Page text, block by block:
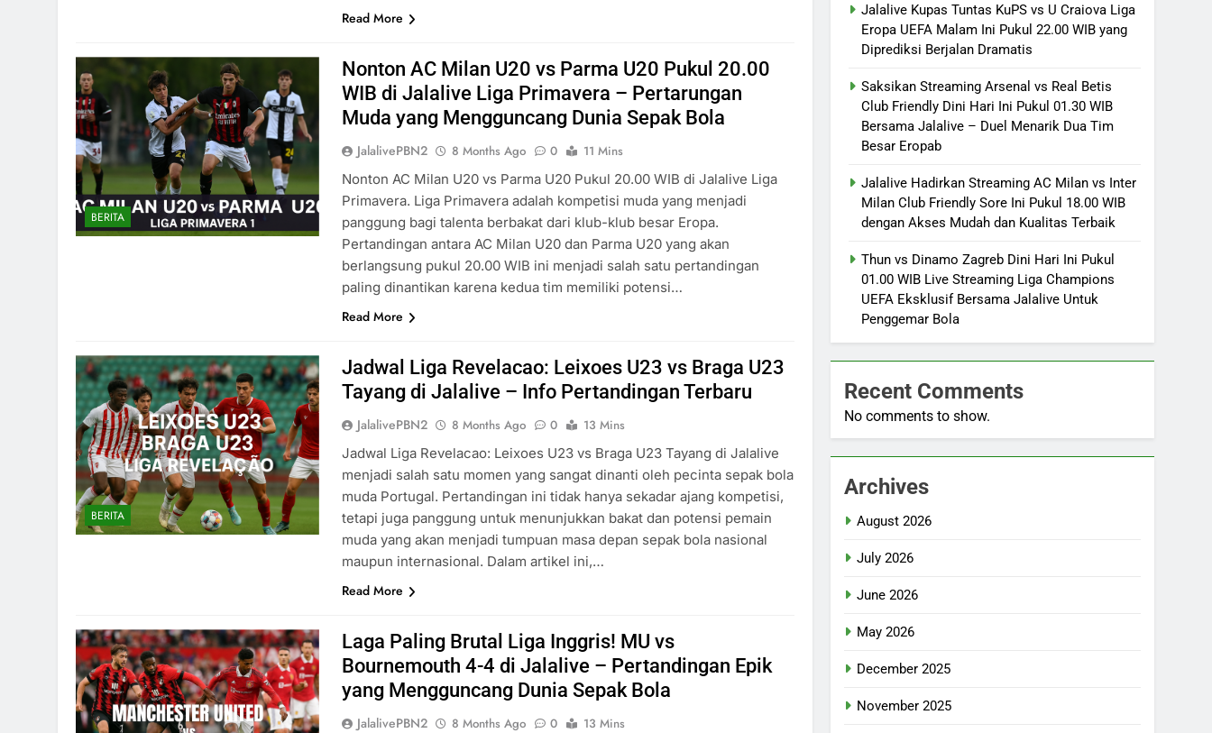
Read More
BERITA
Nonton AC Milan U20 vs Parma U20 Pukul 20.00
WIB di Jalalive Liga Primavera – Pertarungan
Muda yang Mengguncang Dunia Sepak Bola
JalalivePBN2 8 Months Ago 0
11 Mins
Nonton AC Milan U20 vs Parma U20 Pukul 20.00 WIB di Jalalive Liga
Primavera. Liga Primavera adalah kompetisi muda yang menjadi
panggung bagi talenta berbakat dari klub-klub besar Eropa.
Pertandingan antara AC Milan U20 dan Parma U20 yang akan
berlangsung pukul 20.00 WIB ini menjadi salah satu pertandingan
paling dinantikan karena kedua tim memiliki potensi…
Read More
BERITA
Jadwal Liga Revelacao: Leixoes U23 vs Braga U23
Tayang di Jalalive – Info Pertandingan Terbaru
JalalivePBN2 8 Months Ago 0
13 Mins
Jadwal Liga Revelacao: Leixoes U23 vs Braga U23 Tayang di Jalalive
menjadi salah satu momen yang sangat dinanti oleh pecinta sepak bola
muda Portugal. Pertandingan ini tidak hanya sekadar ajang kompetisi,
tetapi juga panggung untuk menunjukkan bakat dan potensi pemain
muda yang akan menjadi tumpuan masa depan sepak bola nasional
maupun internasional. Dalam artikel ini,…
Read More
Laga Paling Brutal Liga Inggris! MU vs
Bournemouth 4-4 di Jalalive – Pertandingan Epik
yang Mengguncang Dunia Sepak Bola
JalalivePBN2 8 Months Ago 0
13 Mins
Jalalive Kupas Tuntas KuPS vs U Craiova Liga
Eropa UEFA Malam Ini Pukul 22.00 WIB yang
Diprediksi Berjalan Dramatis
Saksikan Streaming Arsenal vs Real Betis
Club Friendly Dini Hari Ini Pukul 01.30 WIB
Bersama Jalalive – Duel Menarik Dua Tim
Besar Eropab
Jalalive Hadirkan Streaming AC Milan vs Inter
Milan Club Friendly Sore Ini Pukul 18.00 WIB
dengan Akses Mudah dan Kualitas Terbaik
Thun vs Dinamo Zagreb Dini Hari Ini Pukul
01.00 WIB Live Streaming Liga Champions
UEFA Eksklusif Bersama Jalalive Untuk
Penggemar Bola
Recent Comments
No comments to show.
Archives
August 2026
July 2026
June 2026
May 2026
December 2025
November 2025